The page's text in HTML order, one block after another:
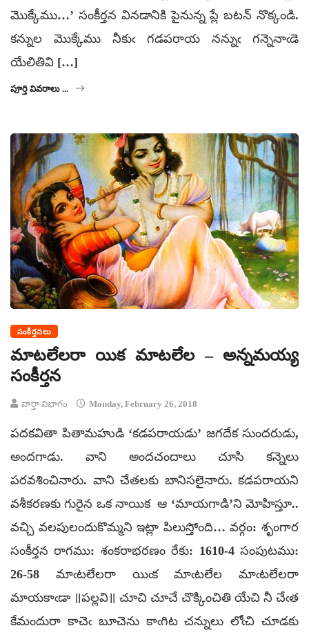
మొక్కేము…’ సంకీర్తన వినడానికి పైనున్న ప్లే బటన్ నొక్కండి.
కన్నుల మొక్కేము నీకుఁ గడపరాయ నన్నుఁ గన్నెనాఁడె
యేలితివి […]
పూర్తి వివరాలు ...
సంకీర్తనలు
మాటలేలరా యిక మాటలేల – అన్నమయ్య
సంకీర్తన
వార్తా విభాగం Monday, February 26, 2018
పదకవితా పితామహుడి ‘కడపరాయడు’ జగదేక సుందరుడు,
అందగాడు. వాని అందచందాలు చూసి కన్నెలు
పరవశించినారు. వాని చేతలకు బానిసలైనారు. కడపరాయని
వశీకరణకు గురైన ఒక నాయిక ఆ ‘మాయగాడి’ని మోహిస్తూ..
వచ్చి వలపులందుకొమ్మని ఇట్లా పిలుస్తోంది… వర్గం: శృంగార
సంకీర్తన రాగము: శంకరాభరణం రేకు: 1610-4 సంపుటము:
26-58 మాఁటలేలరా యిఁక మాఁటలేల మాఁటలేలరా
మాయకాఁడా ॥పల్లవి॥ చూచి చూచే చొక్కించితి యేచి నీ చేఁత
కేమందురా కాచెఁ బూచెను కాఁగిట చన్నులు లోఁచి చూడకు